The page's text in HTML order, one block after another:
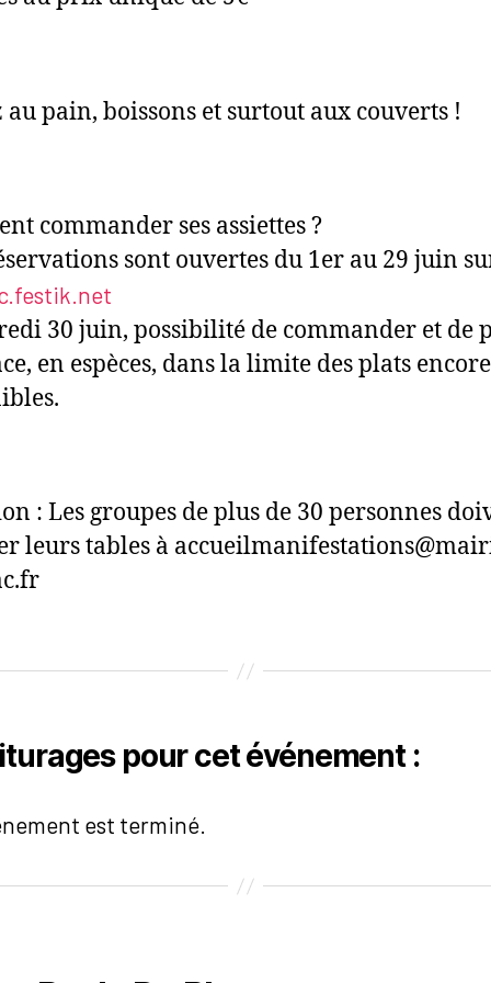
au pain, boissons et surtout aux couverts !
commander ses assiettes ?
sont ouvertes du 1er au 29 juin
30 juin, possibilité de commander et de
en espèces, dans la limite des plats encore
: Les groupes de plus de 30 personnes
leurs tables à
pour cet événement :
est terminé.